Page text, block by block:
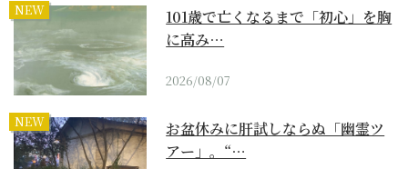
NEW
101歳で亡くなるまで「初心」を胸
に高み…
2026/08/07
NEW
お盆休みに肝試しならぬ「幽霊ツ
アー」。“…